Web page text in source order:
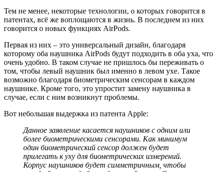
Тем не менее, некоторые технологии, о которых говорится в
патентах, всё же воплощаются в жизнь. В последнем из них
говорится о новых функциях AirPods.
Первая из них – это универсальный дизайн, благодаря
которому оба наушника AirPods будут подходить в оба уха, что
очень удобно. В таком случае не пришлось бы переживать о
том, чтобы левый наушник был именно в левом ухе. Такое
возможно благодаря биометрическим сенсорам в каждом
наушнике. Кроме того, это упростит замену наушника в
случае, если с ним возникнут проблемы.
Вот небольшая выдержка из патента Apple:
Данное заявление касается наушников с одним или
более биометрическими сенсорами. Как минимум
один биометрический сенсор должен будет
прилегать к уху для биометрических измерений.
Корпус наушников будет симметричным, чтобы